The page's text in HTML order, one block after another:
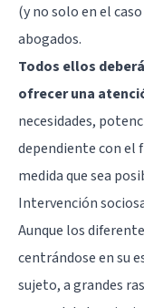
(y no solo en el
abogados.
Todos ellos
ofrecer una
necesidades,
dependiente con el
medida que sea
Intervención
Aunque los
centrándose en su
sujeto, a grandes